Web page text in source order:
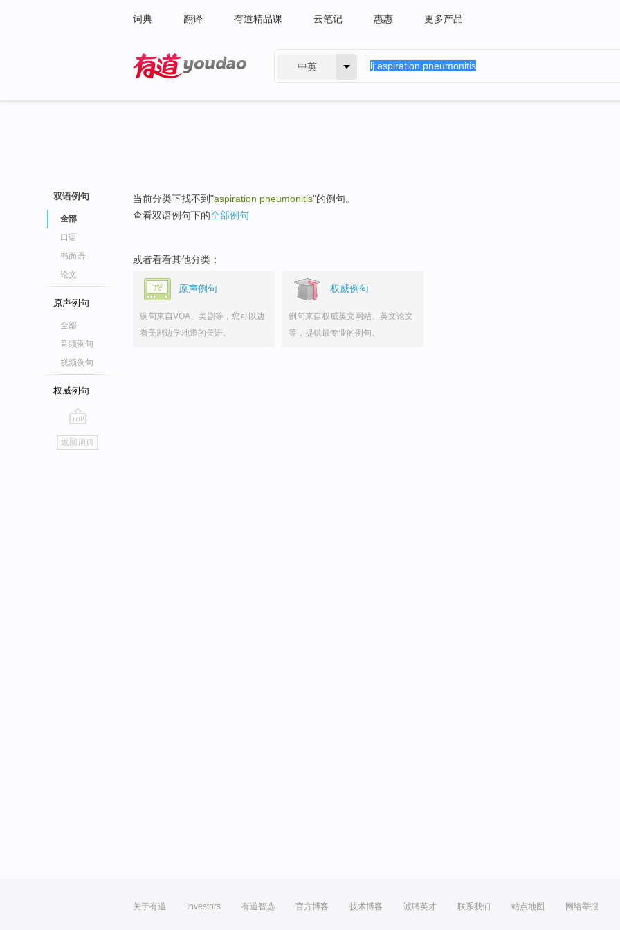
词典 翻译 有道精品课 云笔记 惠惠 更多产品
中英
双语例句
全部
口语
书面语
论文
原声例句
全部
音频例句
视频例句
权威例句
go
top
返回词典
当前分类下找不到"aspiration pneumonitis"的例句。
查看双语例句下的全部例句
或者看看其他分类：
原声例句
例句来自VOA、美剧等，您可以边
看美剧边学地道的美语。
权威例句
例句来自权威英文网站、英文论文
等，提供最专业的例句。
关于有道 Investors 有道智选 官方博客 技术博客 诚聘英才 联系我们 站点地图 网络举报